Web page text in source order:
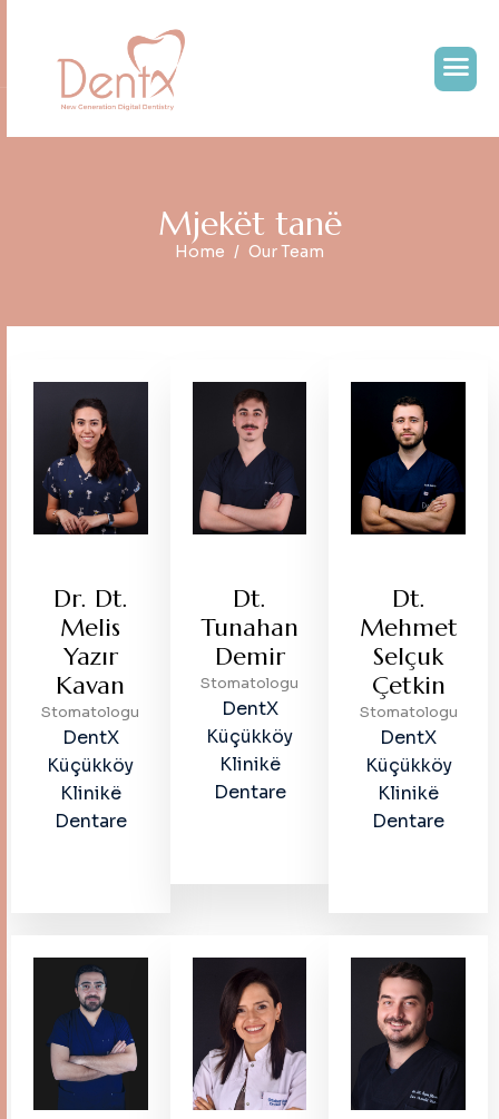
Mjekët tanë
Home Our Team
Dr. Dt.
Melis
Yazır
Kavan
Stomatologu
DentX
Küçükköy
Klinikë
Dentare
Dt.
Tunahan
Demir
Stomatologu
DentX
Küçükköy
Klinikë
Dentare
Dt.
Mehmet
Selçuk
Çetkin
Stomatologu
DentX
Küçükköy
Klinikë
Dentare